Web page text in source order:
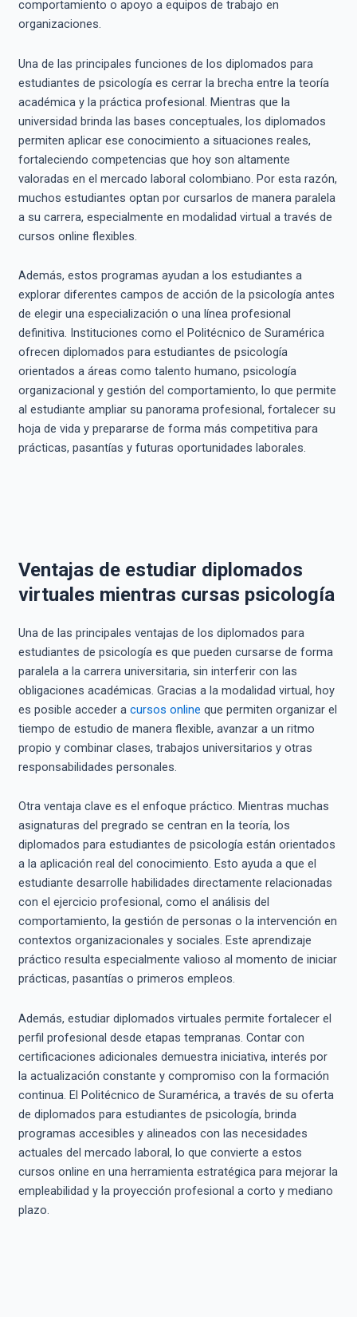
comportamiento o apoyo a equipos de trabajo en
organizaciones.
Una de las principales funciones de los diplomados para
estudiantes de psicología es cerrar la brecha entre la teoría
académica y la práctica profesional. Mientras que la
universidad brinda las bases conceptuales, los diplomados
permiten aplicar ese conocimiento a situaciones reales,
fortaleciendo competencias que hoy son altamente
valoradas en el mercado laboral colombiano. Por esta razón,
muchos estudiantes optan por cursarlos de manera paralela
a su carrera, especialmente en modalidad virtual a través de
cursos online flexibles.
Además, estos programas ayudan a los estudiantes a
explorar diferentes campos de acción de la psicología antes
de elegir una especialización o una línea profesional
definitiva. Instituciones como el Politécnico de Suramérica
ofrecen diplomados para estudiantes de psicología
orientados a áreas como talento humano, psicología
organizacional y gestión del comportamiento, lo que permite
al estudiante ampliar su panorama profesional, fortalecer su
hoja de vida y prepararse de forma más competitiva para
prácticas, pasantías y futuras oportunidades laborales.
Ventajas de estudiar diplomados
virtuales mientras cursas psicología
Una de las principales ventajas de los diplomados para
estudiantes de psicología es que pueden cursarse de forma
paralela a la carrera universitaria, sin interferir con las
obligaciones académicas. Gracias a la modalidad virtual, hoy
es posible acceder a cursos online que permiten organizar el
tiempo de estudio de manera flexible, avanzar a un ritmo
propio y combinar clases, trabajos universitarios y otras
responsabilidades personales.
Otra ventaja clave es el enfoque práctico. Mientras muchas
asignaturas del pregrado se centran en la teoría, los
diplomados para estudiantes de psicología están orientados
a la aplicación real del conocimiento. Esto ayuda a que el
estudiante desarrolle habilidades directamente relacionadas
con el ejercicio profesional, como el análisis del
comportamiento, la gestión de personas o la intervención en
contextos organizacionales y sociales. Este aprendizaje
práctico resulta especialmente valioso al momento de iniciar
prácticas, pasantías o primeros empleos.
Además, estudiar diplomados virtuales permite fortalecer el
perfil profesional desde etapas tempranas. Contar con
certificaciones adicionales demuestra iniciativa, interés por
la actualización constante y compromiso con la formación
continua. El Politécnico de Suramérica, a través de su oferta
de diplomados para estudiantes de psicología, brinda
programas accesibles y alineados con las necesidades
actuales del mercado laboral, lo que convierte a estos
cursos online en una herramienta estratégica para mejorar la
empleabilidad y la proyección profesional a corto y mediano
plazo.